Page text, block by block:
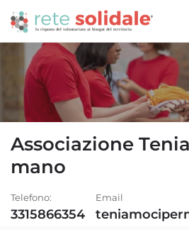
Associazione
mano
Telefono:
3315866354
Email